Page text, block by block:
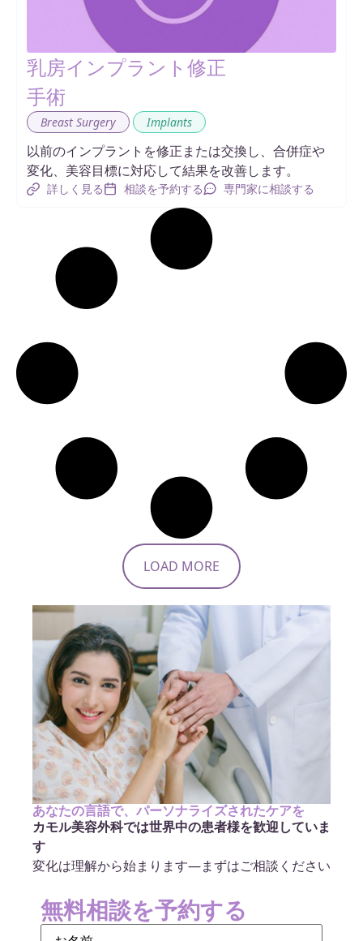
乳房インプラント修正
手術
Breast Surgery Implants
以前のインプラントを修正または交換し、合併症や
変化、美容目標に対応して結果を改善します。
詳しく見る 相談を予約する 専門家に相談する
LOAD MORE
あなたの言語で、パーソナライズされたケアを
カモル美容外科では世界中の患者様を歓迎していま
す
変化は理解から始まります—まずはご相談ください
無料相談を予約する